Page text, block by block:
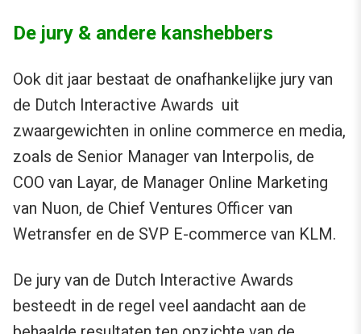
De jury & andere kanshebbers
Ook dit jaar bestaat de onafhankelijke jury van
de Dutch Interactive Awards uit
zwaargewichten in online commerce en media,
zoals de Senior Manager van Interpolis, de
COO van Layar, de Manager Online Marketing
van Nuon, de Chief Ventures Officer van
Wetransfer en de SVP E-commerce van KLM.
De jury van de Dutch Interactive Awards
besteedt in de regel veel aandacht aan de